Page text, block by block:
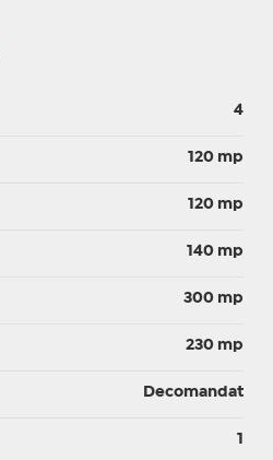
4
120 mp
120 mp
140 mp
300 mp
230 mp
Decomandat
1